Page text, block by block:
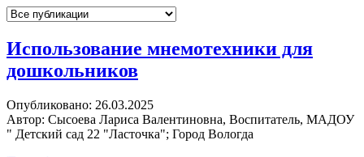
Использование мнемотехники для
дошкольников
Опубликовано: 26.03.2025
Автор: Сысоева Лариса Валентиновна, Воспитатель, МАДОУ
" Детский сад 22 "Ласточка"; Город Вологда